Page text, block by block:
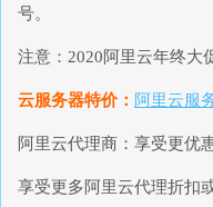
号。
注意：2020阿里云年终大
云服务器特价： 阿里云服
阿里云代理商：享受更优
享受更多阿里云代理折扣